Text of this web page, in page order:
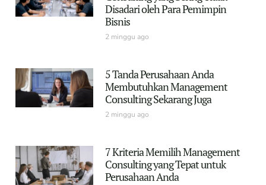
Disadari oleh Para Pemimpin
Bisnis
2 minggu ago
5 Tanda Perusahaan Anda
Membutuhkan Management
Consulting Sekarang Juga
2 minggu ago
7 Kriteria Memilih Management
Consulting yang Tepat untuk
Perusahaan Anda